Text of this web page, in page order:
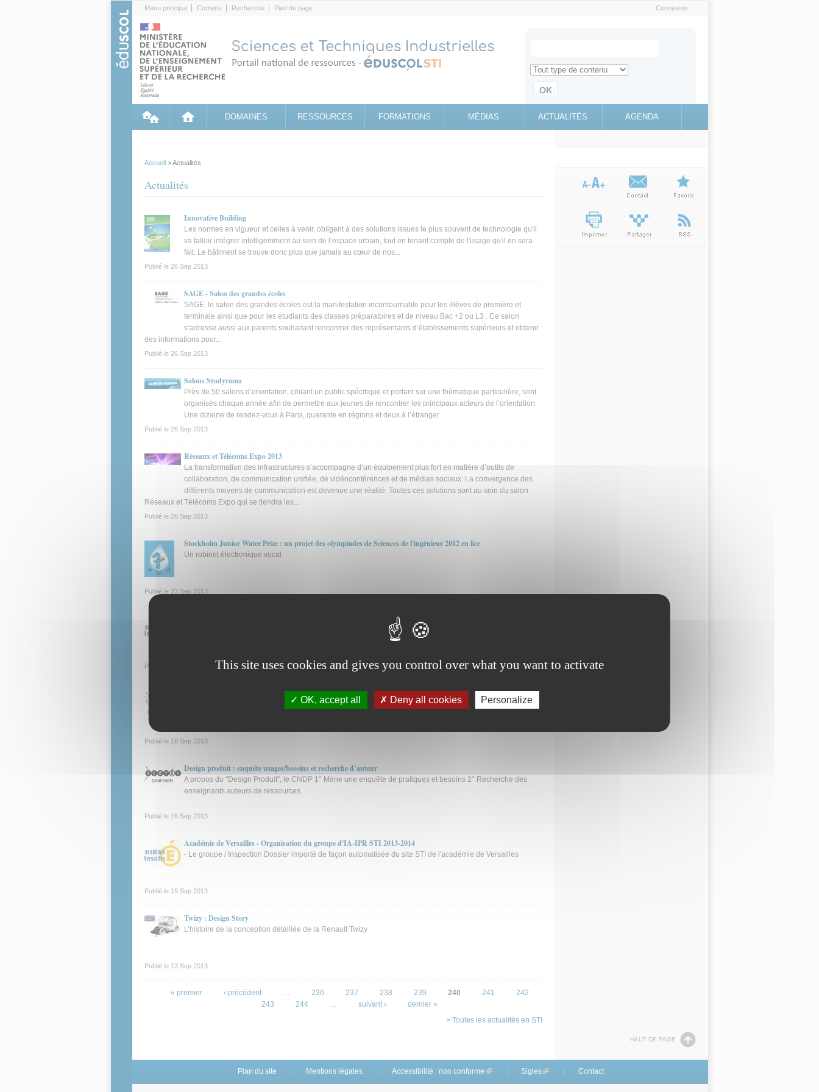
Menu principal Contenu Recherche Pied de page Connexion
Search for
Retrouvez toute l'information sur le site education.gouv.fr
DOMAINES RESSOURCES FORMATIONS MÉDIAS ACTUALITÉS AGENDA
Accueil > Actualités
Actualités
Innovative Building
Les normes en vigueur et celles à venir, obligent à des solutions issues le plus souvent de technologie qu'il
va falloir intégrer intelligemment au sein de l’espace urbain, tout en tenant compte de l'usage qu'il en sera
fait. Le bâtiment se trouve donc plus que jamais au cœur de nos...
Publié le 26 Sep 2013
SAGE - Salon des grandes écoles
SAGE, le salon des grandes écoles est la manifestation incontournable pour les élèves de première et
terminale ainsi que pour les étudiants des classes préparatoires et de niveau Bac +2 ou L3 . Ce salon
s’adresse aussi aux parents souhaitant rencontrer des représentants d’établissements supérieurs et obtenir
des informations pour...
Publié le 26 Sep 2013
Salons Studyrama
Près de 50 salons d’orientation, ciblant un public spécifique et portant sur une thématique particulière, sont
organisés chaque année afin de permettre aux jeunes de rencontrer les principaux acteurs de l’orientation.
Une dizaine de rendez-vous à Paris, quarante en régions et deux à l’étranger.
Publié le 26 Sep 2013
Réseaux et Télécoms Expo 2013
La transformation des infrastructures s’accompagne d’un équipement plus fort en matière d’outils de
collaboration, de communication unifiée, de vidéoconférences et de médias sociaux. La convergence des
différents moyens de communication est devenue une réalité. Toutes ces solutions sont au sein du salon
Réseaux et Télécoms Expo qui se tiendra les...
Publié le 26 Sep 2013
Stockholm Junior Water Prize : un projet des olympiades de Sciences de l'ingénieur 2012 en lice
Un robinet électronique vocal
Publié le 23 Sep 2013
- Le groupe Dossier importé de façon automatisée du site STI de l'académie de Versailles
Publié le
Le Site du Zéro devient OpenClassrooms
Le Site du Zéro accélère son développement dans l’e-Education (MOOC)
Publié le 18 Sep 2013
Design produit : enquête usages/besoins et recherche d’auteur
A propos du "Design Produit", le CNDP 1° Mène une enquête de pratiques et besoins 2° Recherche des
enseignants auteurs de ressources.
Publié le 16 Sep 2013
Académie de Versailles - Organisation du groupe d'IA-IPR STI 2013-2014
- Le groupe / Inspection Dossier importé de façon automatisée du site STI de l'académie de Versailles
Publié le 15 Sep 2013
Twizy : Design Story
L’histoire de la conception détaillée de la Renault Twizy
Publié le 13 Sep 2013
« premier ‹ précédent … 236 237 238 239 240 241
242
243
244 … suivant ›
dernier »
> Toutes les actualités en STI
HAUT DE PAGE
Plan du site Mentions légales Accessibilité : non conforme (link is external)
Sigles(link is external)
Contact
This site uses cookies and gives you control over what you want to activate
OK, accept all Deny all cookies Personalize